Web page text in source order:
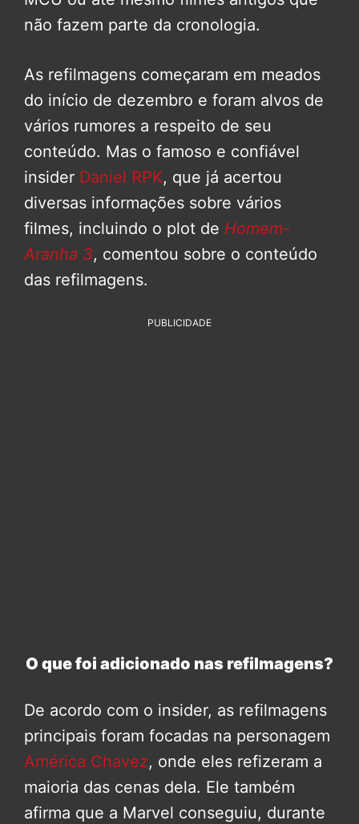
não fazem parte da cronologia.
As refilmagens começaram em meados
do início de dezembro e foram alvos de
vários rumores a respeito de seu
conteúdo. Mas o famoso e confiável
insider Daniel RPK, que já acertou
diversas informações sobre vários
filmes, incluindo o plot de Homem-
Aranha 3, comentou sobre o conteúdo
das refilmagens.
PUBLICIDADE
O que foi adicionado nas refilmagens?
De acordo com o insider, as refilmagens
principais foram focadas na personagem
América Chavez, onde eles refizeram a
maioria das cenas dela. Ele também
afirma que a Marvel conseguiu, durante